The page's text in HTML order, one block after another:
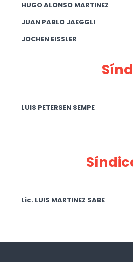
HUGO ALONSO MARTINEZ
JUAN PABLO JAEGGLI
JOCHEN EISSLER
LUIS PETERSEN SEMPE
Lic. LUIS MARTINEZ SABE